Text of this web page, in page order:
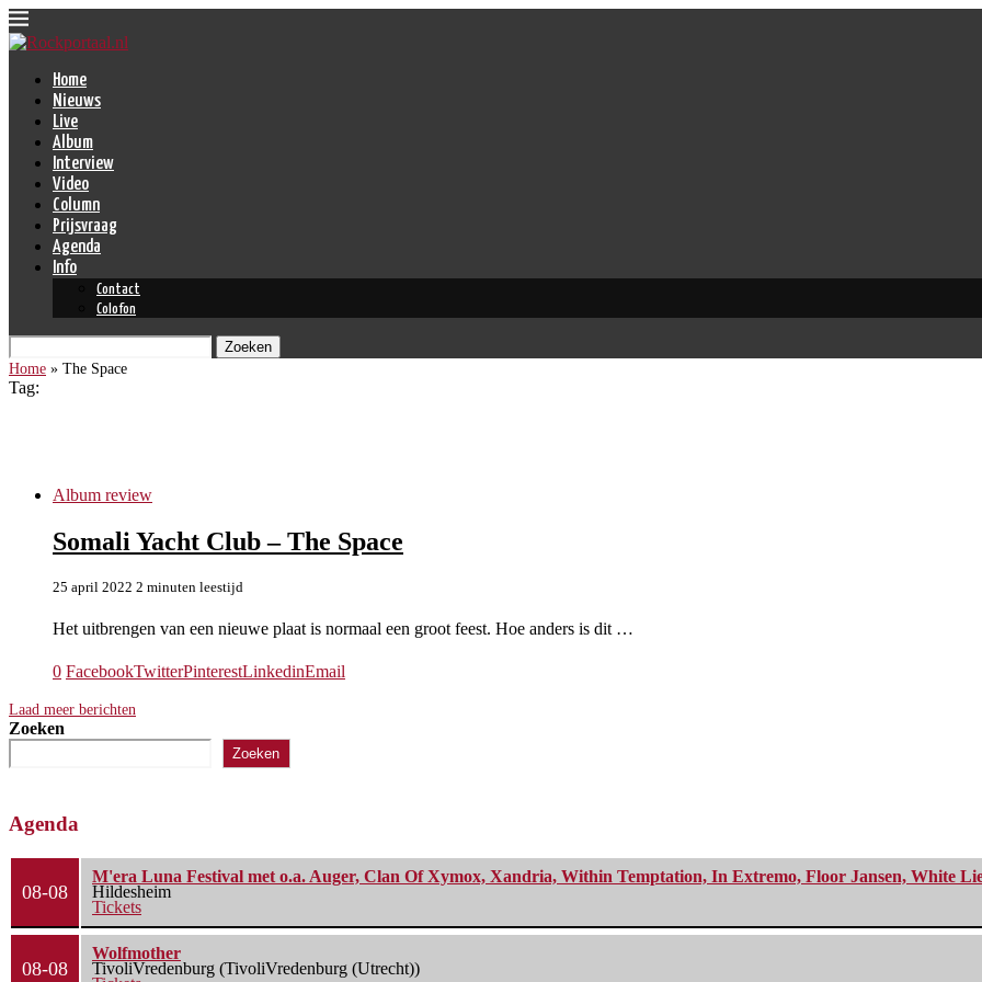
Home
Nieuws
Live
Album
Interview
Video
Column
Prijsvraag
Agenda
Info
Contact
Colofon
Zoeken
Home » The Space
Tag:
Album review
Somali Yacht Club – The Space
25 april 2022 2 minuten leestijd
Het uitbrengen van een nieuwe plaat is normaal een groot feest. Hoe anders is dit …
0 FacebookTwitterPinterestLinkedinEmail
Laad meer berichten
Zoeken
Zoeken
Agenda
08-08
M'era Luna Festival met o.a. Auger, Clan Of Xymox, Xandria, Within Temptation, In Extremo, Floor Jansen, White
Hildesheim
Tickets
08-08
Wolfmother
TivoliVredenburg (TivoliVredenburg (Utrecht))